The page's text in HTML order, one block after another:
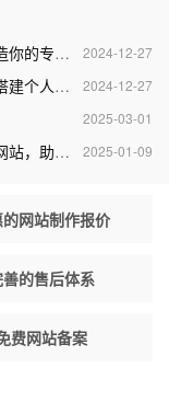
2024-12-27
属网站
2024-12-27
人网站
2025-03-01
2025-01-09
企业腾飞
的网站制作报价
的售后体系
费网站备案